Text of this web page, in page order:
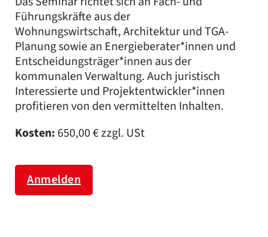
Führungskräfte aus der
Wohnungswirtschaft, Architektur und TGA-
Planung sowie an Energieberater*innen und
Entscheidungsträger*innen aus der
kommunalen Verwaltung. Auch juristisch
Interessierte und Projektentwickler*innen
profitieren von den vermittelten Inhalten.
Kosten: 650,00 € zzgl. USt
Anmelden